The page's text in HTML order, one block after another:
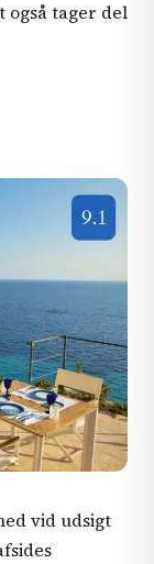
også tager del
vid udsigt